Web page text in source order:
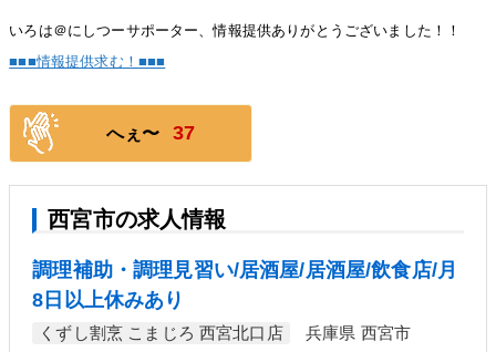
いろは＠にしつーサポーター、情報提供ありがとうございました！！
■■■情報提供求む！■■■
へぇ〜 37
西宮市の求人情報
調理補助・調理見習い/居酒屋/居酒屋/飲食店/月
8日以上休みあり
くずし割烹 こまじろ 西宮北口店
兵庫県 西宮市